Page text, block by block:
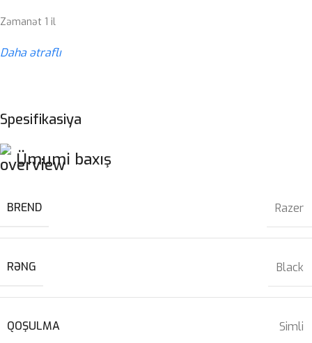
Zəmanət 1 il
Daha ətraflı
Spesifikasiya
Ümumi baxış
BREND Razer
RƏNG Black
QOŞULMA Simli